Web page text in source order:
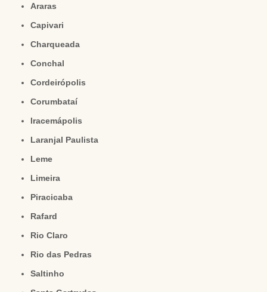
Araras
Capivari
Charqueada
Conchal
Cordeirópolis
Corumbataí
Iracemápolis
Laranjal Paulista
Leme
Limeira
Piracicaba
Rafard
Rio Claro
Rio das Pedras
Saltinho